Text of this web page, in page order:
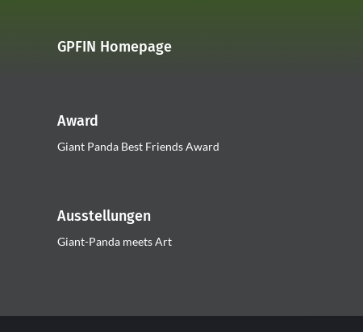
GPFIN Homepage
Award
Giant Panda Best Friends Award
Ausstellungen
Giant-Panda meets Art